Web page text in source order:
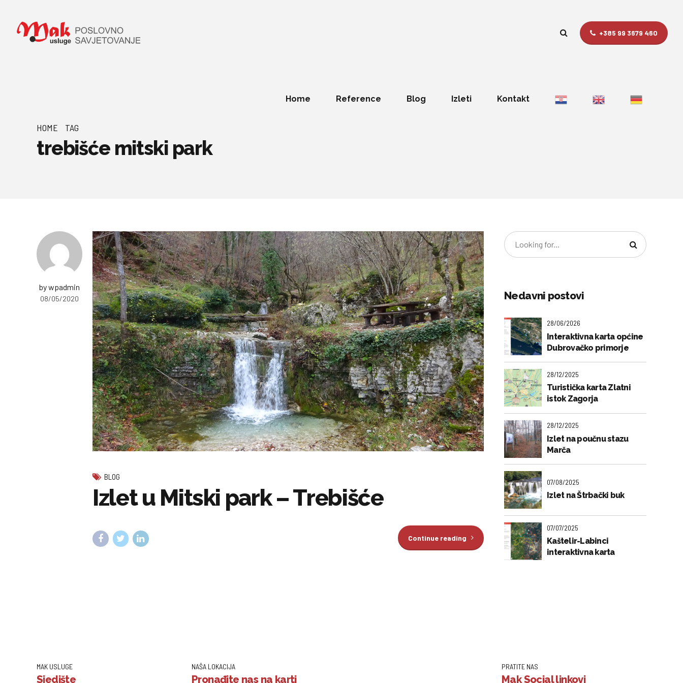
+385 99 3679 460
Home Reference Blog Izleti Kontakt
HOME TAG
trebišće mitski park
by wpadmin
08/05/2020
BLOG
Izlet u Mitski park – Trebišće
Continue reading
Nedavni postovi
28/06/2026
Interaktivna karta općine
Dubrovačko primorje
28/12/2025
Turistička karta Zlatni
istok Zagorja
28/12/2025
Izlet na poučnu stazu
Marča
07/08/2025
Izlet na Štrbački buk
07/07/2025
Kaštelir-Labinci
interaktivna karta
MAK USLUGE
Sjedište
NAŠA LOKACIJA
Pronađite nas na karti
PRATITE NAS
Mak Social linkovi